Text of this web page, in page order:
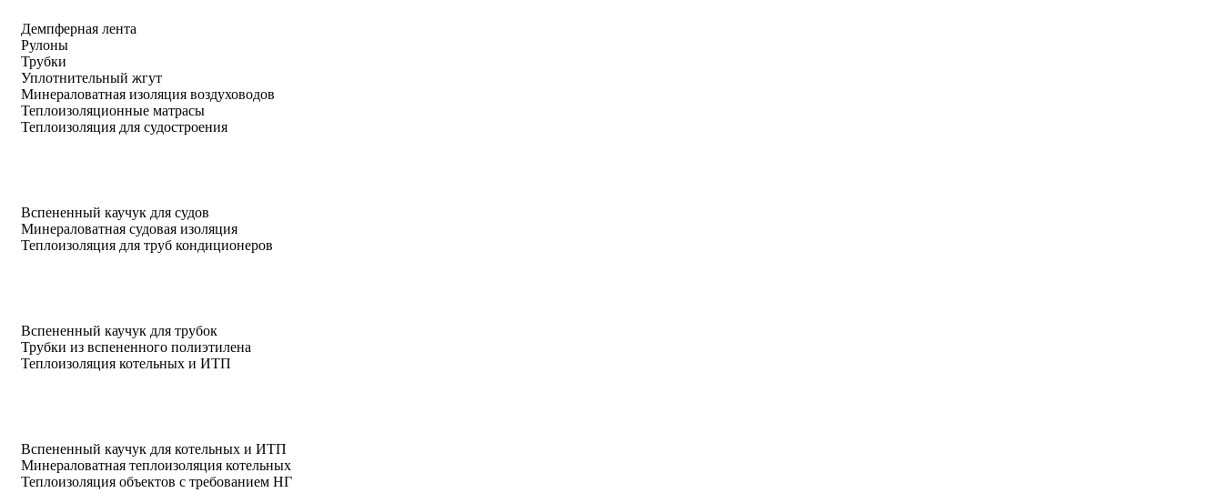
Демпферная лента
Рулоны
Трубки
Уплотнительный жгут
Минераловатная изоляция воздуховодов
Теплоизоляционные матрасы
Теплоизоляция для судостроения
Вспененный каучук для судов
Минераловатная судовая изоляция
Теплоизоляция для труб кондиционеров
Вспененный каучук для трубок
Трубки из вспененного полиэтилена
Теплоизоляция котельных и ИТП
Вспененный каучук для котельных и ИТП
Минераловатная теплоизоляция котельных
Теплоизоляция объектов с требованием НГ